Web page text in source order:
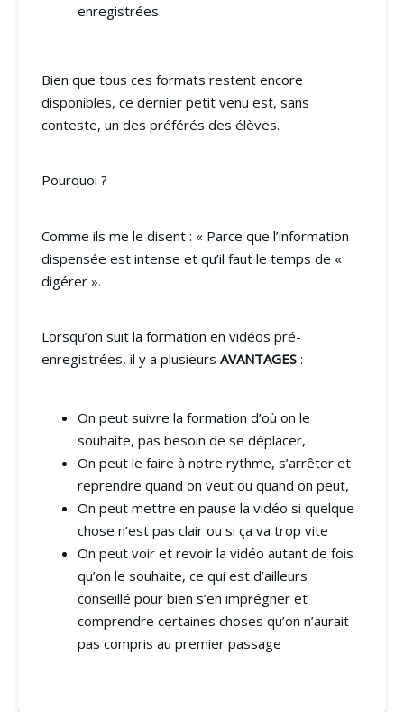
enregistrées
Bien que tous ces formats restent encore
disponibles, ce dernier petit venu est, sans
conteste, un des préférés des élèves.
Pourquoi ?
Comme ils me le disent : « Parce que l’information
dispensée est intense et qu’il faut le temps de «
digérer ».
Lorsqu’on suit la formation en vidéos pré-
enregistrées, il y a plusieurs AVANTAGES:
On peut suivre la formation d’où on le
souhaite, pas besoin de se déplacer,
On peut le faire à notre rythme, s’arrêter et
reprendre quand on veut ou quand on peut,
On peut mettre en pause la vidéo si quelque
chose n’est pas clair ou si ça va trop vite
On peut voir et revoir la vidéo autant de fois
qu’on le souhaite, ce qui est d’ailleurs
conseillé pour bien s’en imprégner et
comprendre certaines choses qu’on n’aurait
pas compris au premier passage